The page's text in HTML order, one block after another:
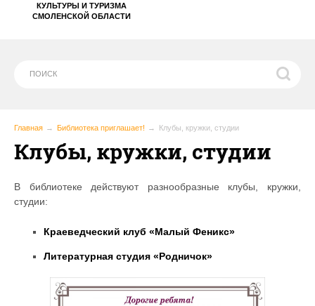
КУЛЬТУРЫ И ТУРИЗМА
СМОЛЕНСКОЙ ОБЛАСТИ
Главная Библиотека приглашает! Клубы, кружки, студии
Клубы, кружки, студии
В библиотеке действуют разнообразные клубы, кружки,
студии:
Краеведческий клуб «Малый Феникс»
Литературная студия «Родничок»